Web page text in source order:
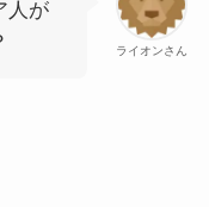
ライオンさん
人が